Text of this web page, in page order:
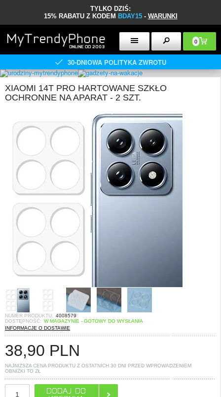
TYLKO DZIŚ:
15% RABATU Z KODEM BDAY15- WARUNKI
0
30-DNIOWA POLITYKA ZWROTU
XIAOMI 14T PRO HARTOWANE SZKŁO
OCHRONNE NA APARAT - 2 SZT.
NUMER PRODUKTU: 4008579
DOSTĘPNOŚĆ: W MAGAZYNIE - GOTOWY DO WYSŁANIA
INFORMACJE O DOSTAWIE
38,90 PLN
NAJNIŻSZA CENA PRODUKTU Z OSTATNICH 30 DNI PRZED WPROWADZENIEM
OBNIŻKI TO ZŁ